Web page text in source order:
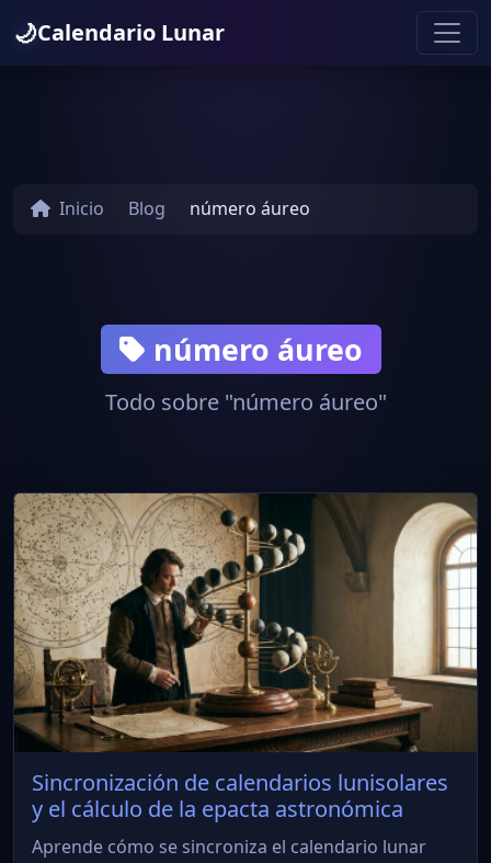
🌙Calendario Lunar
Inicio Blog número áureo
número áureo
Todo sobre "número áureo"
Sincronización de calendarios lunisolares
y el cálculo de la epacta astronómica
Aprende cómo se sincroniza el calendario lunar